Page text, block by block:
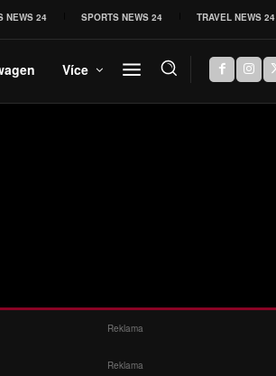
NEWS 24 SPORTS NEWS 24 TRAVEL NEWS 24
Více
Reklama
Reklama